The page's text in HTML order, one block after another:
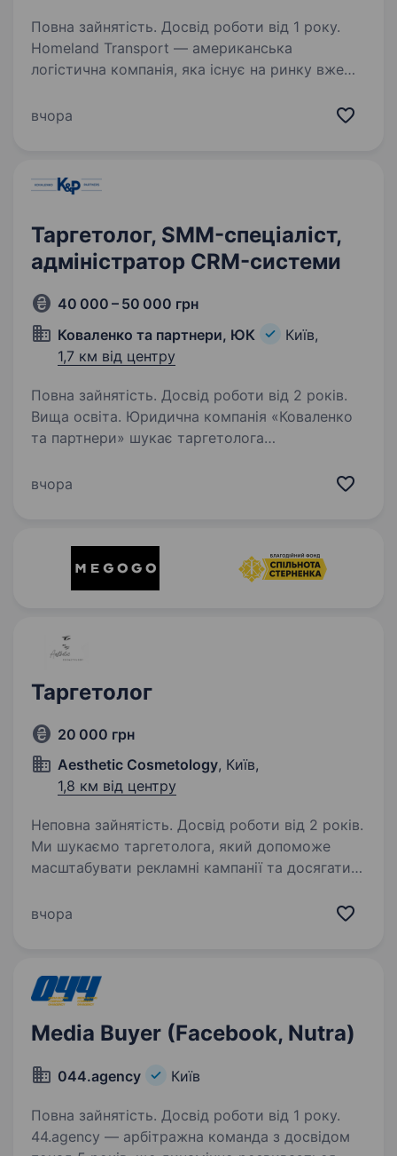
Повна зайнятість. Досвід роботи від 1 року.
Homeland Transport — американська
логістична компанія, яка існує на ринку вже
перевезення на території США та Канади.
вчора
Таргетолог, SMM-спеціаліст,
адміністратор CRM-системи
40 000 – 50 000 грн
Коваленко та партнери, ЮК
Київ,
1,7 км від центру
Повна зайнятість. Досвід роботи від 2 років.
Вища освіта. Юридична компанія «Коваленко
та партнери» шукає таргетолога
в офісі в центрі міста. Графік з 9:30 до 6
вчора
Таргетолог
20 000 грн
Aesthetic Cosmetology, Київ,
1,8 км від центру
Неповна зайнятість. Досвід роботи від 2 років.
Ми шукаємо таргетолога, який допоможе
масштабувати рекламні кампанії та досягати
запуск та оптимізація рекламних кампаній
вчора
Media Buyer (Facebook, Nutra)
044.аgency Київ
Повна зайнятість. Досвід роботи від 1 року.
44.agency — арбітражна команда з досвідом